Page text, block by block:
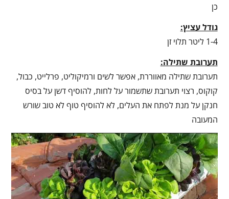
כן
גודל עציץ:
1-4 ליטר תלוי זן
תערובת שתילה:
תערובת שתילה מאווררת, אפשר לשים ורמיקוליט, פרלייט, כבול,
קוקוס, רצוי תערובת שתשמור על לחות, להוסיף דשן על בסיס
חנקן על מנת לפתח את העלים, לא להוסיף טוף לא טוב שורש
המעובה